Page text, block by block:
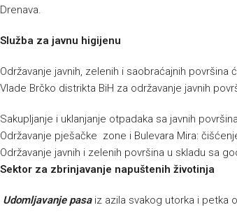
Drenava.
Služba za javnu higijenu
Održavanje javnih, zelenih i saobraćajnih
Vlade Brčko distrikta BiH za održavanje javnih
Sakupljanje i uklanjanje otpadaka sa javnih
Održavanje pješačke zone i Bulevara Mira:
Održavanje javnih i zelenih površina u skladu sa
Sektor za zbrinjavanje napuštenih životinja
Udomljavanje pasaiz azila svakog utorka i petka